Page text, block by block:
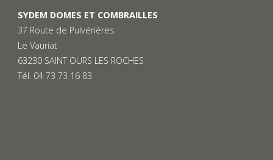
SYDEM DOMES ET COMBRAILLES
37 Route de Pulvérières
Le Vauriat
63230 SAINT OURS LES ROCHES
Tél. 04 73 73 16 83